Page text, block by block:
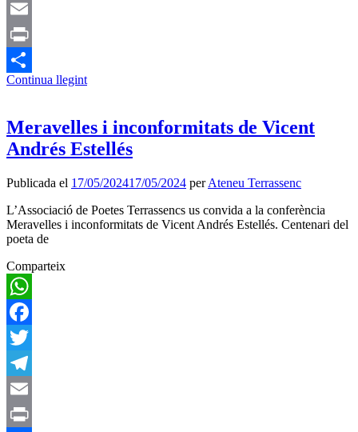
Telegram
Email
Print
Comparteix
Continua llegint
Meravelles i inconformitats de Vicent
Andrés Estellés
Publicada el 17/05/202417/05/2024 perAteneu Terrassenc
L’Associació de Poetes Terrassencs us convida a la conferència
Meravelles i inconformitats de Vicent Andrés Estellés. Centenari del
poeta de
Comparteix
WhatsApp
Facebook
Twitter
Telegram
Email